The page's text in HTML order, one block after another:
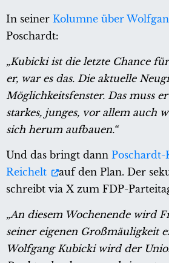
In seiner Kolumne über
Poschardt:
„Kubicki ist die letzte Chance
er, war es das. Die aktuelle
Möglichkeitsfenster. Das muss
starkes, junges, vor allem auch
sich herum aufbauen.“
Und das bringt dann Poschardt-
Reichelt
auf den Plan. Der
schreibt via X zum FDP-
„An diesem Wochenende wird
seiner eigenen Großmäuligkeit
Wolfgang Kubicki wird der